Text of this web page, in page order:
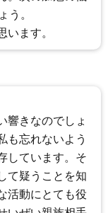
う。
います。
響きなのでしょ
も忘れないよう
しています。そ
て疑うことを知
活動にとても役